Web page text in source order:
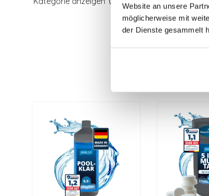
Website an unsere
möglicherweise mit
der Dienste gesammelt